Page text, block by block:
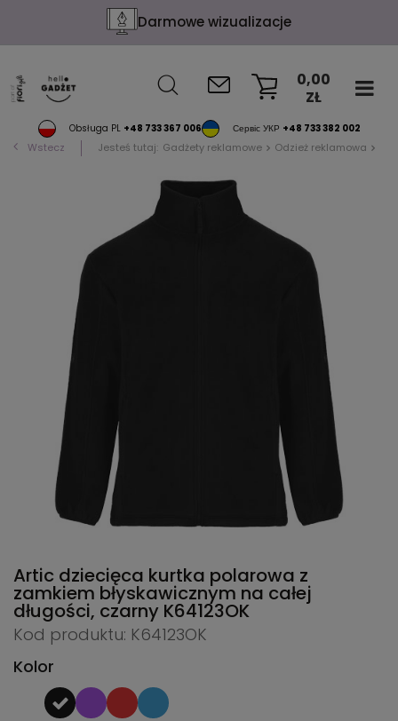
Darmowe wizualizacje
Obsługa PL +48 733 367 006 Сервіс УКР +48 733 382 002
0,00
ZŁ
Wstecz Jesteś tutaj: Gadżety reklamowe Odzież reklamowa
Artic dziecięca kurtka polarowa z
zamkiem błyskawicznym na całej
długości, czarny K64123OK
Kod produktu: K64123OK
Kolor